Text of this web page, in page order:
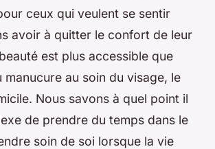
ceux qui veulent se sentir
avoir à quitter le confort de leur
est plus accessible que
manucure au soin du visage, le
Nous savons à quel point il
de prendre du temps dans le
soin de soi lorsque la vie